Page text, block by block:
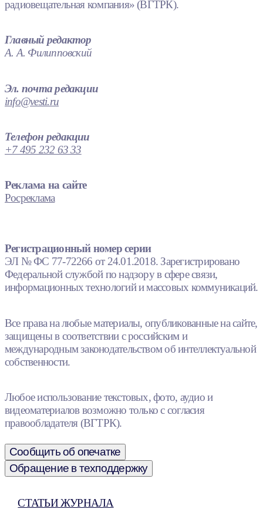
радиовещательная компания» (ВГТРК).
Главный редактор
А. А. Филипповский
Эл. почта редакции
info@vesti.ru
Телефон редакции
+7 495 232 63 33
Реклама на сайте
Росреклама
Регистрационный номер серии
ЭЛ № ФС 77-72266 от 24.01.2018. Зарегистрировано
Федеральной службой по надзору в сфере связи,
информационных технологий и массовых коммуникаций.
Все права на любые материалы, опубликованные на сайте,
защищены в соответствии с российским и
международным законодательством об интеллектуальной
собственности.
Любое использование текстовых, фото, аудио и
видеоматериалов возможно только с согласия
правообладателя (ВГТРК).
Сообщить об опечатке
Обращение в техподдержку
СТАТЬИ ЖУРНАЛА